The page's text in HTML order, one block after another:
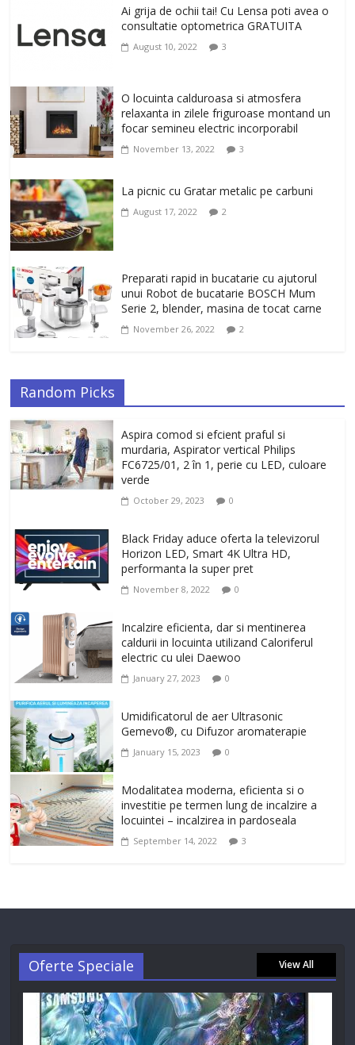
antirid Ivatherm pentru o piele neteda si
elastica.
February 6, 2026
brand Ray-Ban. Ochelarii de soare de
dama, patrati, Ray-Ban, in culoarea
auriu-verde
January 31, 2026 0
Ai grija de ochii tai! Cu Lensa poti avea o
consultatie optometrica GRATUITA
August 10, 2022 3
O locuinta calduroasa si atmosfera
relaxanta in zilele friguroase montand un
focar semineu electric incorporabil
November 13, 2022 3
La picnic cu Gratar metalic pe carbuni
August 17, 2022 2
Preparati rapid in bucatarie cu ajutorul
unui Robot de bucatarie BOSCH Mum
Serie 2, blender, masina de tocat carne
November 26, 2022 2
Random Picks
Aspira comod si efcient praful si
murdaria, Aspirator vertical Philips
FC6725/01, 2 în 1, perie cu LED, culoare
verde
October 29, 2023 0
Black Friday aduce oferta la televizorul
Horizon LED, Smart 4K Ultra HD,
performanta la super pret
November 8, 2022 0
Incalzire eficienta, dar si mentinerea
caldurii in locuinta utilizand Caloriferul
electric cu ulei Daewoo
January 27, 2023 0
Umidificatorul de aer Ultrasonic
Gemevo®, cu Difuzor aromaterapie
January 15, 2023 0
Modalitatea moderna, eficienta si o
investitie pe termen lung de incalzire a
locuintei – incalzirea in pardoseala
September 14, 2022 3
Oferte Speciale View All